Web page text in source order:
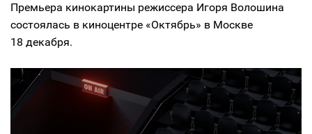
Премьера кинокартины режиссера Игоря Волошина
состоялась в киноцентре «Октябрь» в Москве
18 декабря.